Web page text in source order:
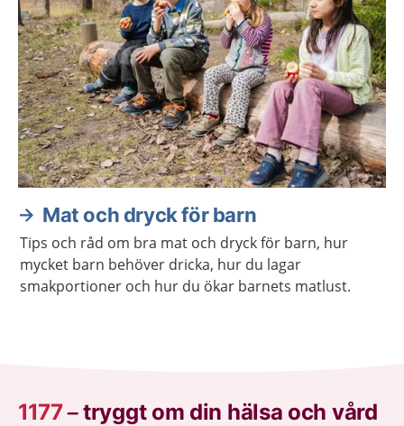
Mat och dryck för barn
Tips och råd om bra mat och dryck för barn, hur
mycket barn behöver dricka, hur du lagar
smakportioner och hur du ökar barnets matlust.
1177–tryggt om din hälsa och vård